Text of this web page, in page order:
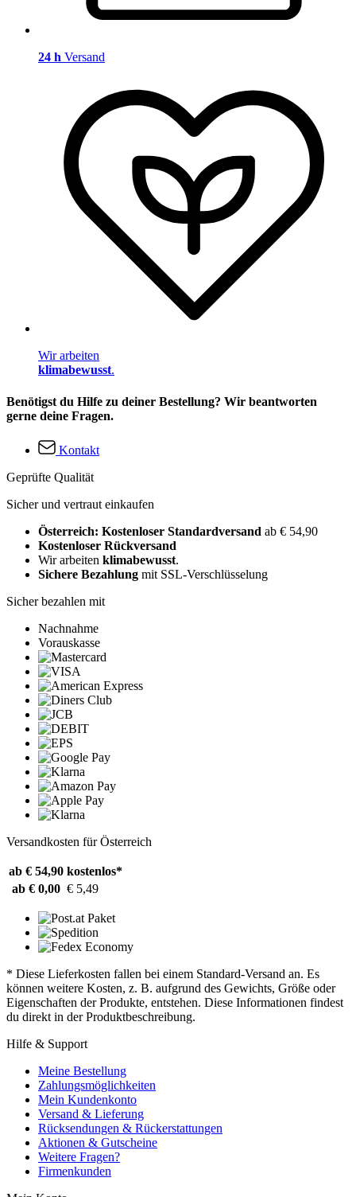
24 h Versand
Wir arbeiten
klimabewusst.
Benötigst du Hilfe zu deiner Bestellung? Wir beantworten
gerne deine Fragen.
Kontakt
Geprüfte Qualität
Sicher und vertraut einkaufen
Österreich: Kostenloser Standardversand ab € 54,90
Kostenloser Rückversand
Wir arbeiten klimabewusst.
Sichere Bezahlung mit SSL-Verschlüsselung
Sicher bezahlen mit
Nachnahme
Vorauskasse
Versandkosten für Österreich
ab € 54,90 kostenlos*
ab € 0,00 € 5,49
* Diese Lieferkosten fallen bei einem Standard-Versand an. Es
können weitere Kosten, z. B. aufgrund des Gewichts, Größe oder
Eigenschaften der Produkte, entstehen. Diese Informationen findest
du direkt in der Produktbeschreibung.
Hilfe & Support
Meine Bestellung
Zahlungsmöglichkeiten
Mein Kundenkonto
Versand & Lieferung
Rücksendungen & Rückerstattungen
Aktionen & Gutscheine
Weitere Fragen?
Firmenkunden